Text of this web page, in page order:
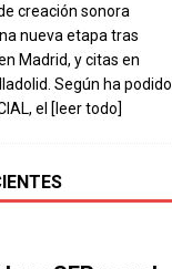
creación sonora
nueva etapa tras
Madrid, y citas en
Según ha podido
el [leer todo]